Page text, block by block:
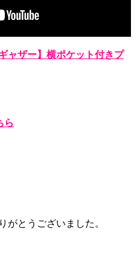
ャザー】横ポケット付きプ
ら
がとうございました。